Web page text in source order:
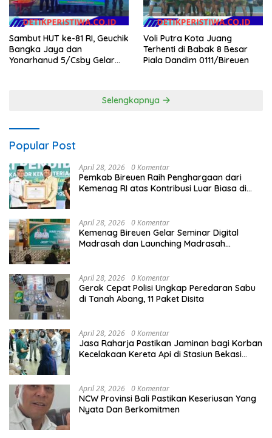
Sambut HUT ke-81 RI, Geuchik
Bangka Jaya dan
Yonarhanud 5/Csby Gelar
Voli Putra Kota Juang
Terhenti di Babak 8 Besar
Piala Dandim 0111/Bireuen
Selengkapnya
Popular Post
April 28, 2026 0 Komentar
Pemkab Bireuen Raih Penghargaan dari
Kemenag RI atas Kontribusi Luar Biasa di
April 28, 2026 0 Komentar
Kemenag Bireuen Gelar Seminar Digital
Madrasah dan Launching Madrasah
April 28, 2026 0 Komentar
Gerak Cepat Polisi Ungkap Peredaran Sabu
di Tanah Abang, 11 Paket Disita
April 28, 2026 0 Komentar
Jasa Raharja Pastikan Jaminan bagi Korban
Kecelakaan Kereta Api di Stasiun Bekasi
April 28, 2026 0 Komentar
NCW Provinsi Bali Pastikan Keseriusan Yang
Nyata Dan Berkomitmen